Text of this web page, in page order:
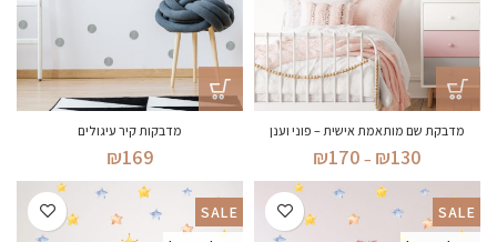
מדבקת שם מותאמת אישית – פוני וענן
₪130
–
₪170
עד
מדבקות קיר עיגולים
₪169
SALE
SALE